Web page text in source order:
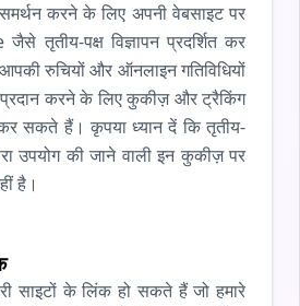
करने के लिए अपनी वेबसाइट पर
तृतीय-पक्ष विज्ञापन प्रदर्शित कर
रुचियों और ऑनलाइन गतिविधियों
प्रदान करने के लिए कुकीज़ और ट्रैकिंग
सकते हैं। कृपया ध्यान दें कि तृतीय-
उपयोग की जाने वाली इन कुकीज़ पर
है।
साइटों के लिंक हो सकते हैं जो हमारे